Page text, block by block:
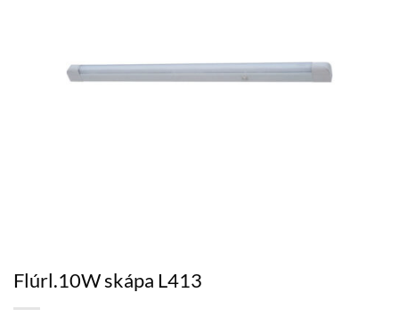
Flúrl.10W skápa L413